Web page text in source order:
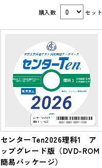
購入数 セット
センターTen2026理科1 ア
ップグレード版（DVD-ROM
簡易パッケージ）